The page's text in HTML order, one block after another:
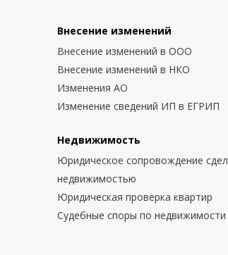
Внесение изменений
Внесение изменений в ООО
Внесение изменений в НКО
Изменения АО
Изменение сведений ИП в ЕГРИП
Недвижимость
Юридическое сопровождение
недвижимостью
Юридическая проверка квартир
Судебные споры по недвижимости